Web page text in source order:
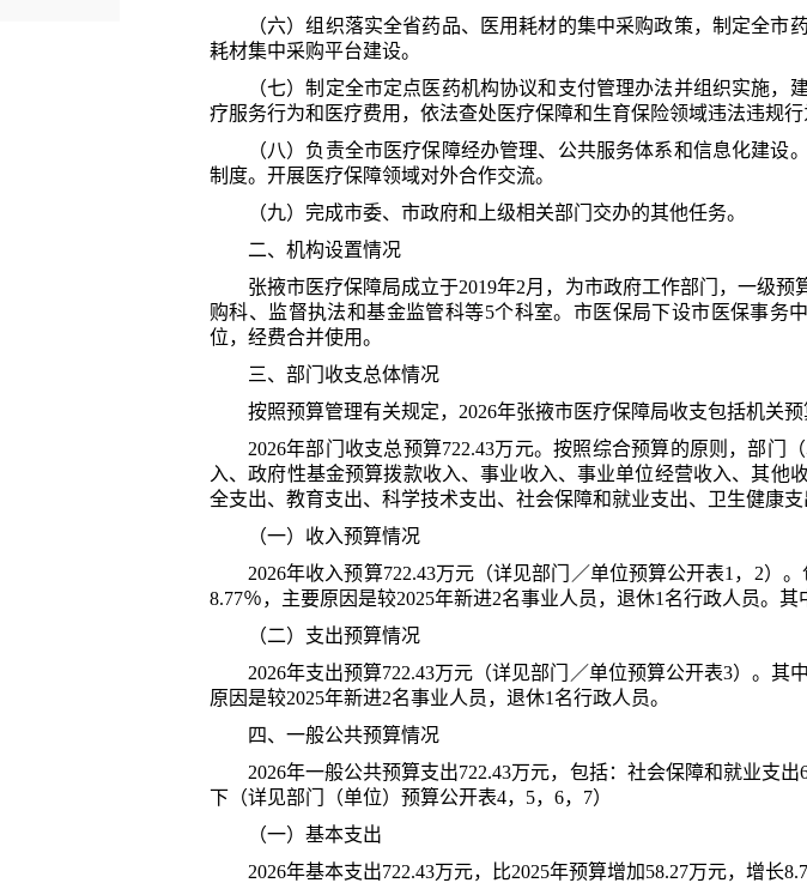
（六）组织落实全省药品、医用耗材的集中采购政策，制定全
耗材集中采购平台建设。
（七）制定全市定点医药机构协议和支付管理办法并组织实施
疗服务行为和医疗费用，依法查处医疗保障和生育保险领域违法违规行
（八）负责全市医疗保障经办管理、公共服务体系和信息化建
制度。开展医疗保障领域对外合作交流。
（九）完成市委、市政府和上级相关部门交办的其他任务。
二、机构设置情况
张掖市医疗保障局成立于2019年2月，为市政府工作部门，一级
购科、监督执法和基金监管科等5个科室。 市医保局下设市医保事务
位， 经费合并使用。
三、部门收支总体情况
按照预算管理有关规定， 2026年张掖市医疗保障局收支包括机关预
2026年部门收支总预算722.43万元。按照综合预算的原则，部门
入、政府性基金预算拨款收入、事业收入、事业单位经营收入、其
全支出、教育支出、科学技术支出、社会保障和就业支出、卫生健康
（一）收入预算情况
2026年收入预算722.43万元（详见部门 ／单位预算公开表1，2）
8.77％，主要原因 是较2025年新进2名事业人员，退休1名行政人员。 其
（二）支出预算情况
2026年支出预算722.43万元（详见部门 ／单位预算公开表3）。 其
原因 是较2025年新进2名事业人员，退休1名行政人员。
四、一般公共预算情况
2026年一般公共预算支出722.43万元， 包括：社会保障和就业支出
下 （详见部门（单位）预算公开表4，5，6，7）
（一）基本支出
2026年基本支出722.43万元，比2025年预算增加58.27万元， 增长